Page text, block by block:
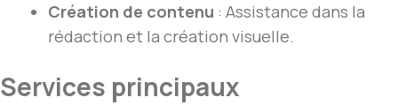
Création de contenu : Assistance dans la
rédaction et la création visuelle.
Services principaux